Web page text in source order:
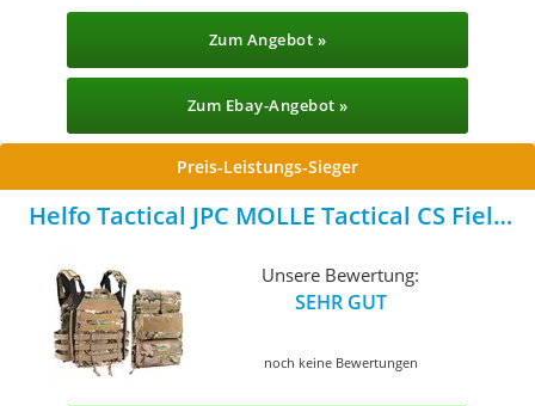
Zum Angebot »
Zum Ebay-Angebot »
Preis-Leistungs-Sieger
Helfo Tactical JPC MOLLE Tactical CS Field
Unsere Bewertung:
SEHR GUT
noch keine Bewertungen